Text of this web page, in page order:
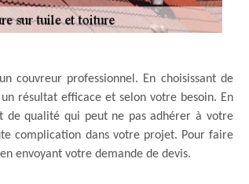
couvreur professionnel. En choisissant de
résultat efficace et selon votre besoin. En
qualité qui peut ne pas adhérer à votre
complication dans votre projet. Pour faire
envoyant votre demande de devis.